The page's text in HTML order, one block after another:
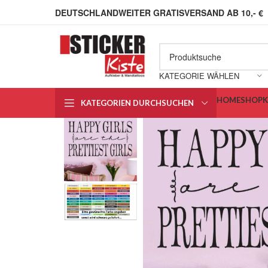
DEUTSCHLANDWEITER GRATISVERSAND AB 10,- €
KATEGORIE WÄHLEN
KATEGORIEN DURCHSUCHEN HOMESHOP